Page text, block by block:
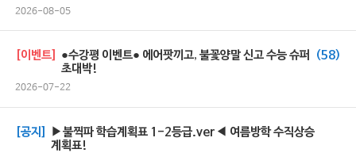
2026-08-05
[이벤트]
●수강평 이벤트● 에어팟끼고, 불꽃양말 신고 수능 슈퍼
초대박!
(58)
2026-07-22
[공지]
▶불찍파 학습계획표 1-2등급.ver◀ 여름방학 수직상승
계획표!